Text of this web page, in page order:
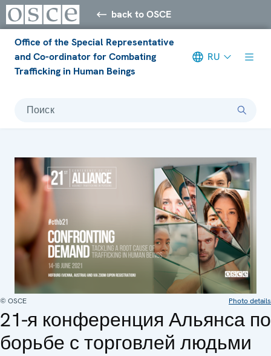
back to OSCE
Office of the Special Representative
and Co-ordinator for Combating
Trafficking in Human Beings
RU
Поиск
© OSCE Photo details
21-я конференция Альянса по
борьбе с торговлей людьми